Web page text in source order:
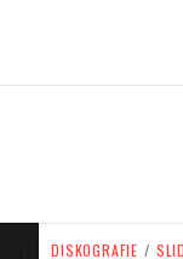
DISKOGRAFIE /